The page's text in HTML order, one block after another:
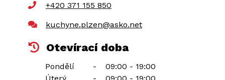
+420 371 155 850
kuchyne.plzen@asko.net
Otevírací doba
Pondělí -
09:00 - 19:00